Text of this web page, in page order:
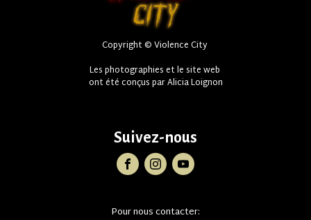
Copyright © Violence City
Les photographies et le site web
ont été conçus par Alicia Loignon
Suivez-nous
Pour nous contacter: